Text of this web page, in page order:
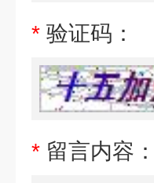
* 验证码：
* 留言内容：